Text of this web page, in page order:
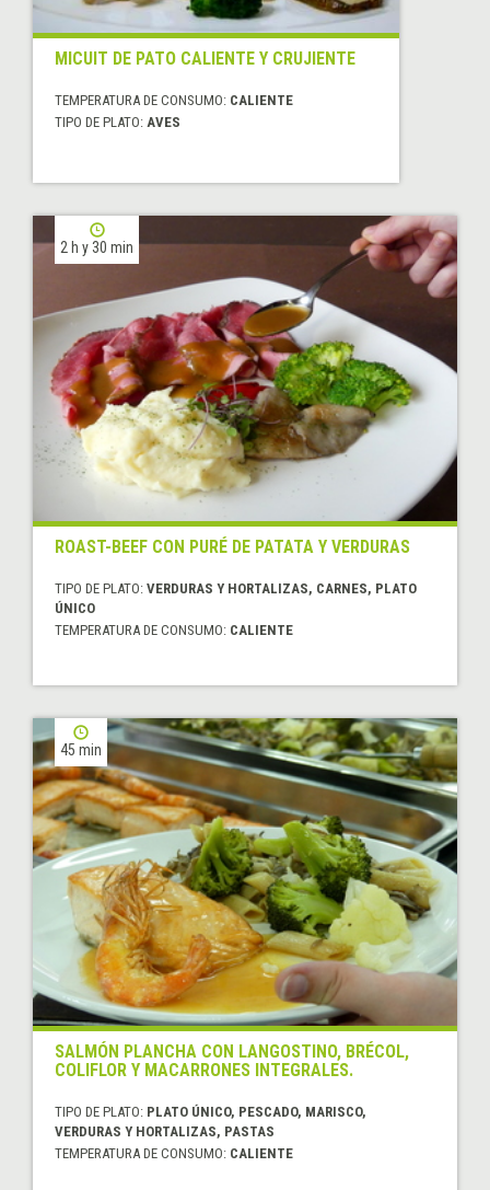
MICUIT DE PATO CALIENTE Y CRUJIENTE
TEMPERATURA DE CONSUMO: CALIENTE
TIPO DE PLATO: AVES
2 h y 30 min
ROAST-BEEF CON PURÉ DE PATATA Y VERDURAS
TIPO DE PLATO: VERDURAS Y HORTALIZAS, CARNES, PLATO
ÚNICO
TEMPERATURA DE CONSUMO: CALIENTE
45 min
SALMÓN PLANCHA CON LANGOSTINO, BRÉCOL,
COLIFLOR Y MACARRONES INTEGRALES.
TIPO DE PLATO: PLATO ÚNICO, PESCADO, MARISCO,
VERDURAS Y HORTALIZAS, PASTAS
TEMPERATURA DE CONSUMO: CALIENTE